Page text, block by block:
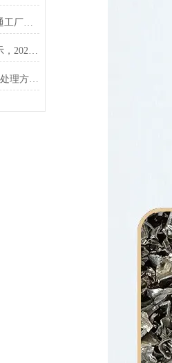
如皋市市长一行莅临恩派特南通工厂调研指导
恩派特铝屑压饼线设备现场演示，2025年上海铝工业展现场人气狂飙
中车×恩派特：双出饼铝屑压饼处理方案落地，高效破解金属废屑难题！